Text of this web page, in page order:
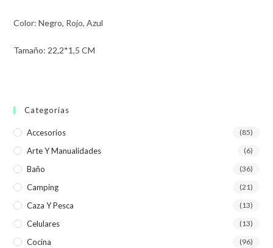
Color: Negro, Rojo, Azul
Tamaño: 22,2*1,5 CM
Categorías
Accesorios (85)
Arte Y Manualidades (6)
Baño (36)
Camping (21)
Caza Y Pesca (13)
Celulares (13)
Cocina (96)